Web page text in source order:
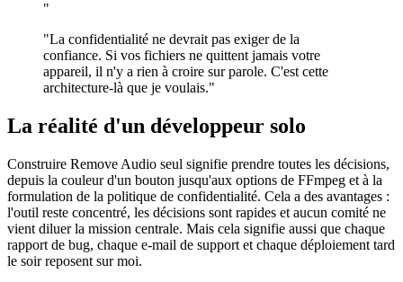
"
"La confidentialité ne devrait pas exiger de la
confiance. Si vos fichiers ne quittent jamais votre
appareil, il n'y a rien à croire sur parole. C'est cette
architecture-là que je voulais."
La réalité d'un développeur solo
Construire Remove Audio seul signifie prendre toutes les décisions,
depuis la couleur d'un bouton jusqu'aux options de FFmpeg et à la
formulation de la politique de confidentialité. Cela a des avantages :
l'outil reste concentré, les décisions sont rapides et aucun comité ne
vient diluer la mission centrale. Mais cela signifie aussi que chaque
rapport de bug, chaque e-mail de support et chaque déploiement tard
le soir reposent sur moi.